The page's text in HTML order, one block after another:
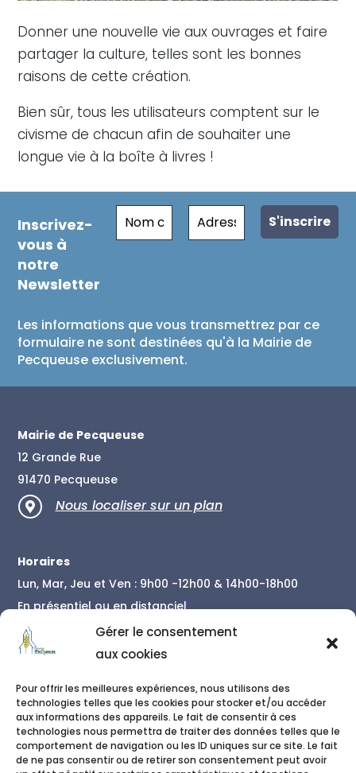
Gérer le consentement
aux cookies
Pour offrir les meilleures expériences, nous utilisons des
technologies telles que les cookies pour stocker et/ou accéder
aux informations des appareils. Le fait de consentir à ces
technologies nous permettra de traiter des données telles que le
comportement de navigation ou les ID uniques sur ce site. Le fait
de ne pas consentir ou de retirer son consentement peut avoir
Donner une nouvelle vie aux ouvrages et faire
partager la culture, telles sont les bonnes
raisons de cette création.
Bien sûr, tous les utilisateurs comptent sur le
civisme de chacun afin de souhaiter une
longue vie à la boîte à livres !
Inscrivez-
vous à
notre
Newsletter
Les informations que vous transmettrez par ce
formulaire ne sont destinées qu'à la Mairie de
Pecqueuse exclusivement.
Mairie de Pecqueuse
12 Grande Rue
91470 Pecqueuse
 Nous localiser sur un plan
Horaires
Lun, Mar, Jeu et Ven : 9h00 -12h00 & 14h00-18h00
En présentiel ou en distanciel
En savoir plus
 01 86 04 34 78
 06 50 42 79 48
 secretariat@pecqueuse.fr